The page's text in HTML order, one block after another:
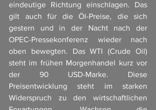
eindeutige Richtung einschlagen. Das
gilt auch für die Öl-Preise, die sich
gestern und in der Nacht nach der
OPEC-Pressekonferenz wieder nach
oben bewegten. Das WTI (Crude Oil)
steht im frühen Morgenhandel kurz vor
der 90 USD-Marke. Diese
Preisentwicklung steht im starken
Widerspruch zu den wirtschaftlichen